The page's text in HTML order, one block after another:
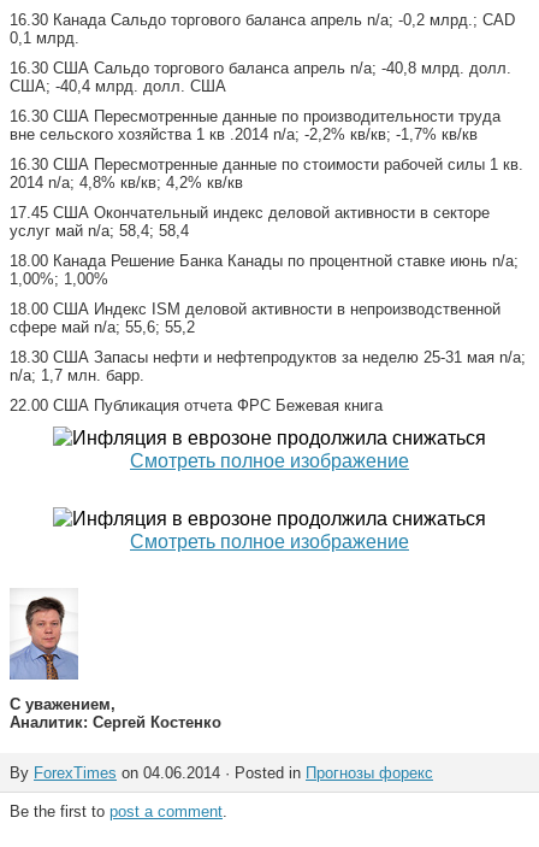
16.30 Канада Сальдо торгового баланса апрель n/a; -0,2 млрд.; CAD
0,1 млрд.
16.30 США Сальдо торгового баланса апрель n/a; -40,8 млрд. долл.
США; -40,4 млрд. долл. США
16.30 США Пересмотренные данные по производительности труда
вне сельского хозяйства 1 кв .2014 n/a; -2,2% кв/кв; -1,7% кв/кв
16.30 США Пересмотренные данные по стоимости рабочей силы 1 кв.
2014 n/a; 4,8% кв/кв; 4,2% кв/кв
17.45 США Окончательный индекс деловой активности в секторе
услуг май n/a; 58,4; 58,4
18.00 Канада Решение Банка Канады по процентной ставке июнь n/a;
1,00%; 1,00%
18.00 США Индекс ISM деловой активности в непроизводственной
сфере май n/a; 55,6; 55,2
18.30 США Запасы нефти и нефтепродуктов за неделю 25-31 мая n/a;
n/a; 1,7 млн. барр.
22.00 США Публикация отчета ФРС Бежевая книга
Смотреть полное изображение
Смотреть полное изображение
С уважением,
Аналитик: Сергей Костенко
By ForexTimes on 04.06.2014 · Posted in Прогнозы форекс
Be the first to post a comment